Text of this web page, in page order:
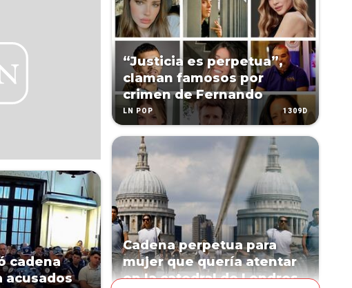
cadena
acusados
“Justicia es perpetua”,
claman famosos por
crimen de Fernando
LN POP 1309D
Cadena perpetua para
mujer que quería atentar
en la catedral de Londres